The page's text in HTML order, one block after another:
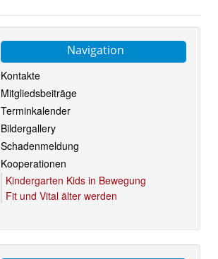
Navigation
Kontakte
Mitgliedsbeiträge
Terminkalender
Bildergallery
Schadenmeldung
Kooperationen
Kindergarten Kids in Bewegung
Fit und Vital älter werden